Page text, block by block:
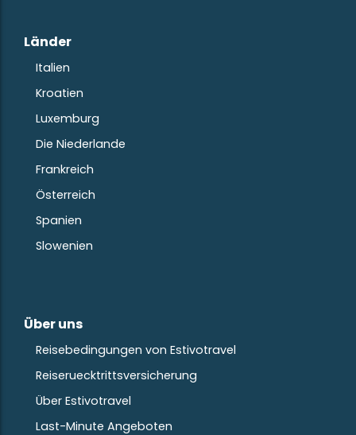
Länder
Italien
Kroatien
Luxemburg
Die Niederlande
Frankreich
Österreich
Spanien
Slowenien
Über uns
Reisebedingungen von Estivotravel
Reiseruecktrittsversicherung
Über Estivotravel
Last-Minute Angeboten